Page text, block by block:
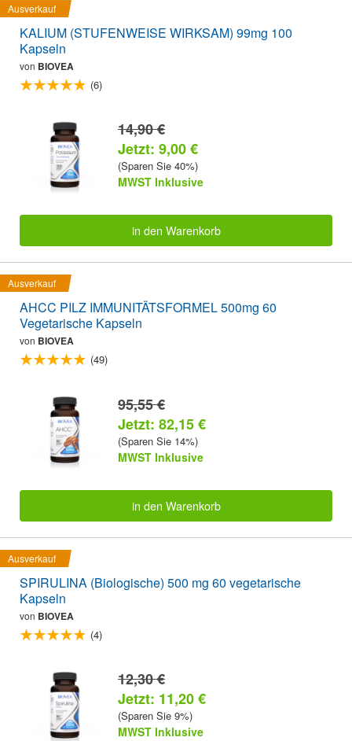
Ausverkauf
KALIUM (STUFENWEISE WIRKSAM) 99mg 100
Kapseln
von BIOVEA
(6)
14,90 €
Jetzt: 9,00 €
(Sparen Sie 40%)
MWST Inklusive
in den Warenkorb
Ausverkauf
AHCC PILZ IMMUNITÄTSFORMEL 500mg 60
Vegetarische Kapseln
von BIOVEA
(49)
95,55 €
Jetzt: 82,15 €
(Sparen Sie 14%)
MWST Inklusive
in den Warenkorb
Ausverkauf
SPIRULINA (Biologische) 500 mg 60 vegetarische
Kapseln
von BIOVEA
(4)
12,30 €
Jetzt: 11,20 €
(Sparen Sie 9%)
MWST Inklusive